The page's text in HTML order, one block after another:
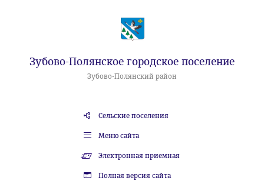
Зубово-Полянское городское поселение
Зубово-Полянский район
Сельские поселения
Меню сайта
Электронная приемная
Полная версия сайта